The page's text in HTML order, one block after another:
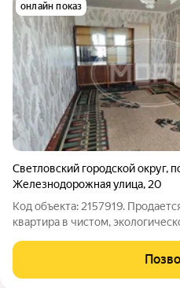
онлайн показ
Светловский городской округ,
Железнодорожная улица, 20
Код объекта: 2157919.
квaртиpа в чистом,
Дом пятиэтажный, кирпично-
живописном месте, на